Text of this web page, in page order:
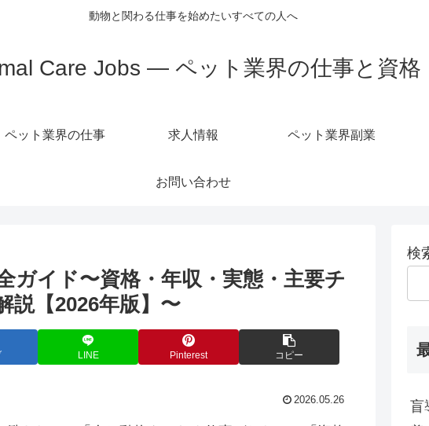
動物と関わる仕事を始めたいすべての人へ
Care Jobs — ペット業界の仕事と資格
ペット業界の仕事 求人情報 ペット業界副業
お問い合わせ
ガイド〜資格・年収・実態・主要チ
説【2026年版】〜
LINE Pinterest コピー
2026.05.26
検
盲